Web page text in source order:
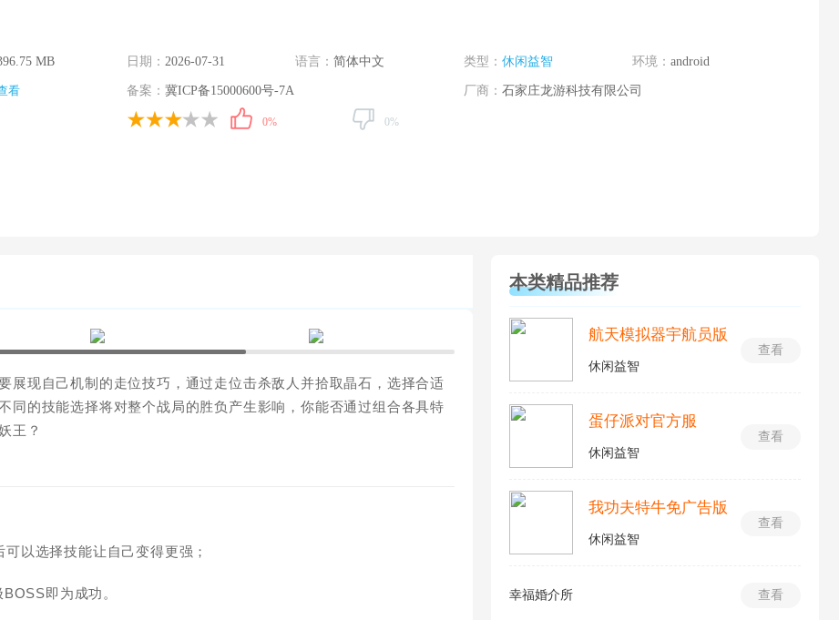
MB 日期： 2026-07-31 语言： 简体中文 类型： 休闲益智 环境： android
看 备案： 冀ICP备15000600号-7A 厂商： 石家庄龙游科技有限公司
0% 0%
展现自己机制的走位技巧，通过走位击杀敌人并拾取晶石，选择合适
同的技能选择将对整个战局的胜负产生影响，你能否通过组合各具特
王？
以选择技能让自己变得更强；
即为成功。
本类精品推荐
查看
航天模拟器宇航员版
休闲益智
查看
蛋仔派对官方服
休闲益智
查看
我功夫特牛免广告版
休闲益智
查看
幸福婚介所